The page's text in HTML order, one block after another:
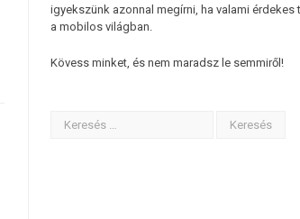
igyekszünk azonnal megírni, ha valami érdekes
a mobilos világban.
Kövess minket, és nem maradsz le semmiről!